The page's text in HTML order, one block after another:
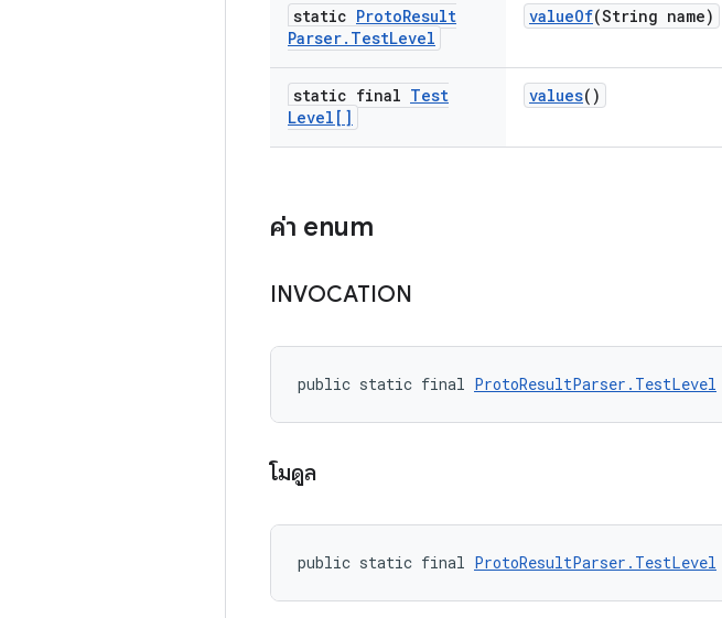
static ProtoResult
Parser. TestLevel
valueOf(String name)
static final Test
Level[]
values()
ค่า enum
INVOCATION
public static final ProtoResultParser.TestLevel
โมดูล
public static final ProtoResultParser.TestLevel